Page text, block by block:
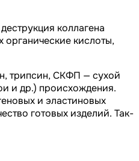
коллагена
кислоты,
трипсин, СКФП — сухой
и др.) происхождения.
и эластиновых
готовых изделий. Так-